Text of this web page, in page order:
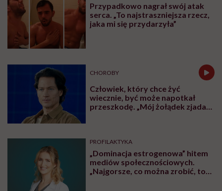
Przypadkowo nagrał swój atak
serca. „To najstraszniejsza rzecz,
jaka mi się przydarzyła”
CHOROBY
Człowiek, który chce żyć
wiecznie, być może napotkał
przeszkodę. „Mój żołądek zjada
PROFILAKTYKA
„Dominacja estrogenowa” hitem
mediów społecznościowych.
„Najgorsze, co można zrobić, to